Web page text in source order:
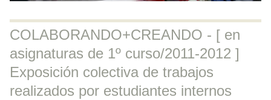
COLABORANDO+CREANDO - [ en
asignaturas de 1º curso/2011-2012 ]
Exposición colectiva de trabajos
realizados por estudiantes internos